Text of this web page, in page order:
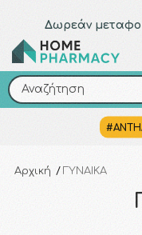
Δωρεάν
Αναζήτηση
Αρχική / ΓΥΝΑΙΚΑ